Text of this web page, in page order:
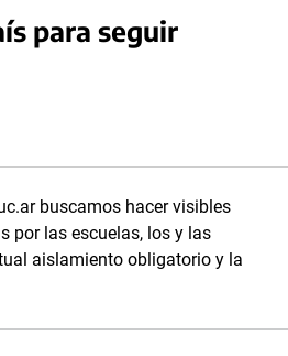
para seguir
buscamos hacer visibles
por las escuelas, los y las
aislamiento obligatorio y la